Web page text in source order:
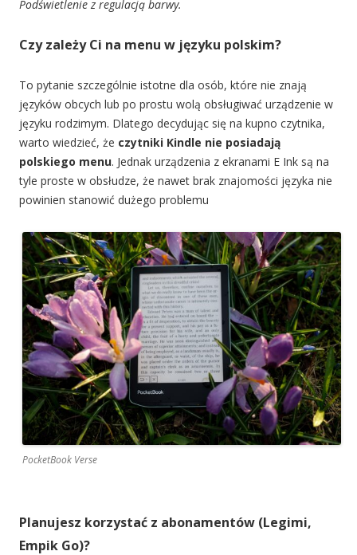
Podświetlenie z regulacją barwy.
Czy zależy Ci na menu w języku polskim?
To pytanie szczególnie istotne dla osób, które nie znają
języków obcych lub po prostu wolą obsługiwać urządzenie w
języku rodzimym. Dlatego decydując się na kupno czytnika,
warto wiedzieć, że czytniki Kindle nie posiadają
polskiego menu. Jednak urządzenia z ekranami E Ink są na
tyle proste w obsłudze, że nawet brak znajomości języka nie
powinien stanowić dużego problemu
PocketBook Verse
Planujesz korzystać z abonamentów (Legimi,
Empik Go)?